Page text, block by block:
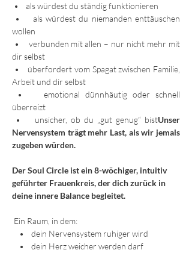
•    als würdest du ständig funktionieren
•    als würdest du niemanden enttäuschen
wollen
•    verbunden mit allen – nur nicht mehr mit
dir selbst
•    überfordert vom Spagat zwischen Familie,
Arbeit und dir selbst
•    emotional dünnhäutig oder schnell
überreizt
•    unsicher, ob du „gut genug“ bistUnser
Nervensystem trägt mehr Last, als wir jemals
zugeben würden.
Der Soul Circle ist ein 8-wöchiger, intuitiv
geführter Frauenkreis, der dich zurück in
deine innere Balance begleitet.
Ein Raum, in dem:
•    dein Nervensystem ruhiger wird
•    dein Herz weicher werden darf